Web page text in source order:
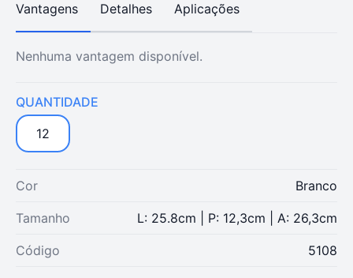
Vantagens Detalhes Aplicações
Nenhuma vantagem disponível.
QUANTIDADE
12
Cor Branco
Tamanho L: 25.8cm | P: 12,3cm | A: 26,3cm
Código 5108